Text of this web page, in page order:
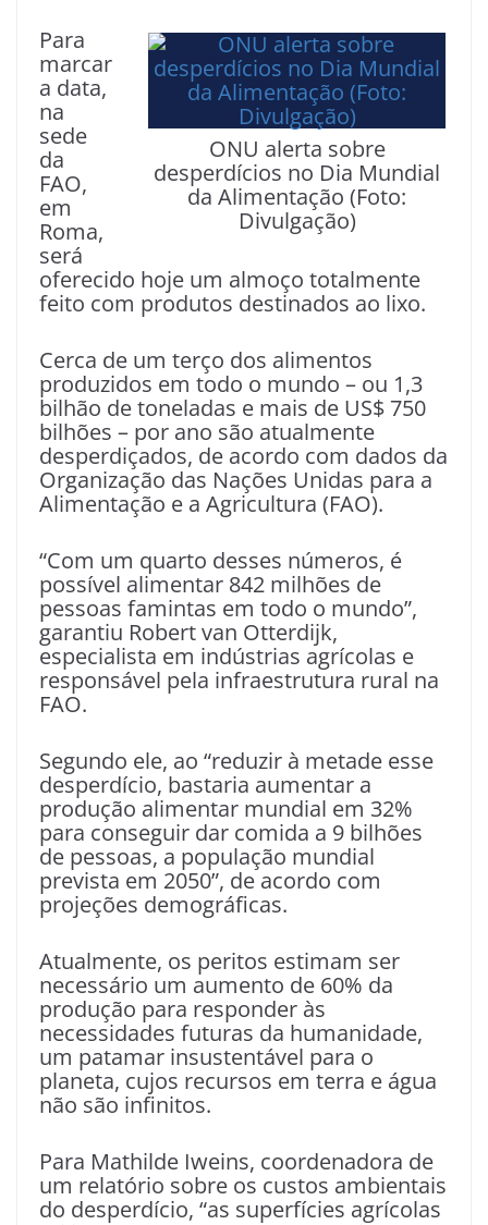
ONU alerta sobre
desperdícios no Dia Mundial
da Alimentação (Foto:
Divulgação)
Para
marcar
a data,
na
sede
da
FAO,
em
Roma,
será
oferecido hoje um almoço totalmente
feito com produtos destinados ao lixo.
Cerca de um terço dos alimentos
produzidos em todo o mundo – ou 1,3
bilhão de toneladas e mais de US$ 750
bilhões – por ano são atualmente
desperdiçados, de acordo com dados da
Organização das Nações Unidas para a
Alimentação e a Agricultura (FAO).
“Com um quarto desses números, é
possível alimentar 842 milhões de
pessoas famintas em todo o mundo”,
garantiu Robert van Otterdijk,
especialista em indústrias agrícolas e
responsável pela infraestrutura rural na
FAO.
Segundo ele, ao “reduzir à metade esse
desperdício, bastaria aumentar a
produção alimentar mundial em 32%
para conseguir dar comida a 9 bilhões
de pessoas, a população mundial
prevista em 2050”, de acordo com
projeções demográficas.
Atualmente, os peritos estimam ser
necessário um aumento de 60% da
produção para responder às
necessidades futuras da humanidade,
um patamar insustentável para o
planeta, cujos recursos em terra e água
não são infinitos.
Para Mathilde Iweins, coordenadora de
um relatório sobre os custos ambientais
do desperdício, “as superfícies agrícolas